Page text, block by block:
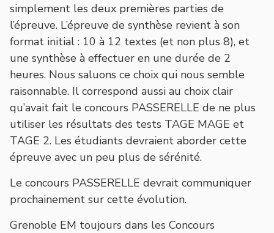
simplement les deux premières parties de
l’épreuve. L’épreuve de synthèse revient à son
format initial : 10 à 12 textes (et non plus 8), et
une synthèse à effectuer en une durée de 2
heures. Nous saluons ce choix qui nous semble
raisonnable. Il correspond aussi au choix clair
qu’avait fait le concours PASSERELLE de ne plus
utiliser les résultats des tests TAGE MAGE et
TAGE 2. Les étudiants devraient aborder cette
épreuve avec un peu plus de sérénité.
Le concours PASSERELLE devrait communiquer
prochainement sur cette évolution.
Grenoble EM toujours dans les Concours